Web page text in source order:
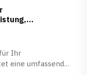
Ihr
eine umfassende